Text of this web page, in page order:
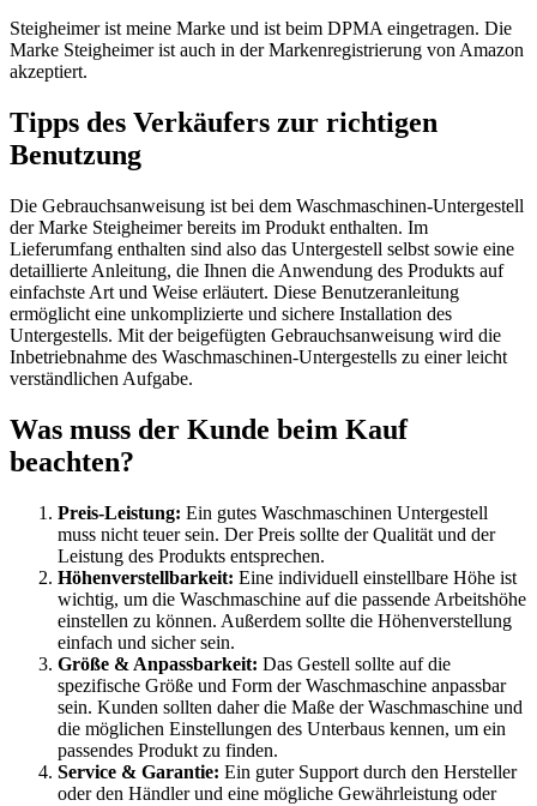
Steigheimer ist meine Marke und ist beim DPMA eingetragen. Die
Marke Steigheimer ist auch in der Markenregistrierung von Amazon
akzeptiert.
Tipps des Verkäufers zur richtigen
Benutzung
Die Gebrauchsanweisung ist bei dem Waschmaschinen-Untergestell
der Marke Steigheimer bereits im Produkt enthalten. Im
Lieferumfang enthalten sind also das Untergestell selbst sowie eine
detaillierte Anleitung, die Ihnen die Anwendung des Produkts auf
einfachste Art und Weise erläutert. Diese Benutzeranleitung
ermöglicht eine unkomplizierte und sichere Installation des
Untergestells. Mit der beigefügten Gebrauchsanweisung wird die
Inbetriebnahme des Waschmaschinen-Untergestells zu einer leicht
verständlichen Aufgabe.
Was muss der Kunde beim Kauf
beachten?
Preis-Leistung: Ein gutes Waschmaschinen Untergestell
muss nicht teuer sein. Der Preis sollte der Qualität und der
Leistung des Produkts entsprechen.
Höhenverstellbarkeit: Eine individuell einstellbare Höhe ist
wichtig, um die Waschmaschine auf die passende Arbeitshöhe
einstellen zu können. Außerdem sollte die Höhenverstellung
einfach und sicher sein.
Größe & Anpassbarkeit: Das Gestell sollte auf die
spezifische Größe und Form der Waschmaschine anpassbar
sein. Kunden sollten daher die Maße der Waschmaschine und
die möglichen Einstellungen des Unterbaus kennen, um ein
passendes Produkt zu finden.
Service & Garantie: Ein guter Support durch den Hersteller
oder den Händler und eine mögliche Gewährleistung oder